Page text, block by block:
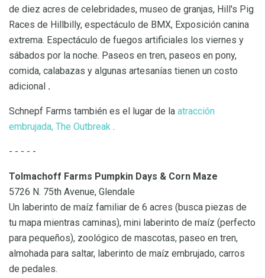
de diez acres de celebridades, museo de granjas, Hill's Pig
Races de Hillbilly, espectáculo de BMX, Exposición canina
extrema. Espectáculo de fuegos artificiales los viernes y
sábados por la noche. Paseos en tren, paseos en pony,
comida, calabazas y algunas artesanías tienen un costo
adicional .
Schnepf Farms también es el lugar de la atracción
embrujada, The Outbreak .
- - - - -
Tolmachoff Farms Pumpkin Days & Corn Maze
5726 N. 75th Avenue, Glendale
Un laberinto de maíz familiar de 6 acres (busca piezas de
tu mapa mientras caminas), mini laberinto de maíz (perfecto
para pequeños), zoológico de mascotas, paseo en tren,
almohada para saltar, laberinto de maíz embrujado, carros
de pedales.